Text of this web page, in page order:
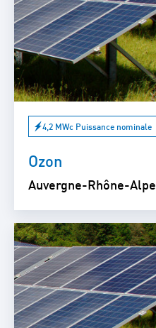
4,2 MWc Puissance nominale
Ozon
Auvergne-Rhône-